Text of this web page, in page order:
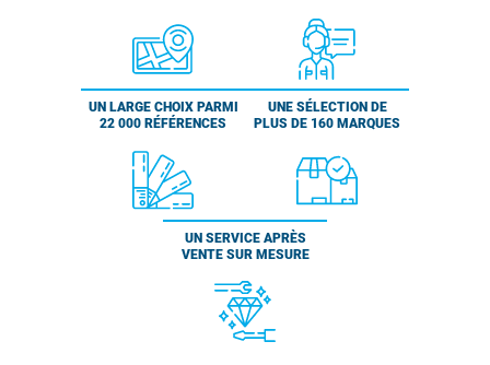
UN LARGE CHOIX PARMI
22 000 RÉFÉRENCES
UNE SÉLECTION DE
PLUS DE 160 MARQUES
UN SERVICE APRÈS
VENTE SUR MESURE